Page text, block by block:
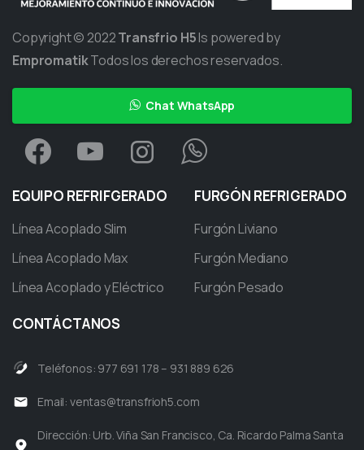
Copyright © 2022Transfrio H5Is powered by
EmpromatikTodos los derechos reservados.
Chat WhatsApp
EQUIPO REFRIFGERADO
Línea Acoplado Slim
Línea Acoplado Max
Línea Acoplado y Eléctrico
FURGÓN REFRIGERADO
Furgón Liviano
Furgón Mediano
Furgón Pesado
CONTÁCTANOS
Teléfonos: 977 691 178 – 931 889 626
Email: ventas@transfrioh5.com
Dirección: Urb. Viña San Francisco, Ca. Ricardo Palma Santa